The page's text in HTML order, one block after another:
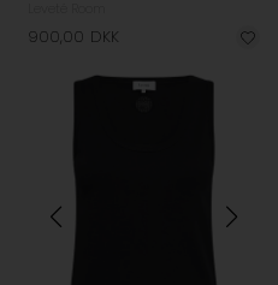
900,00 DKK